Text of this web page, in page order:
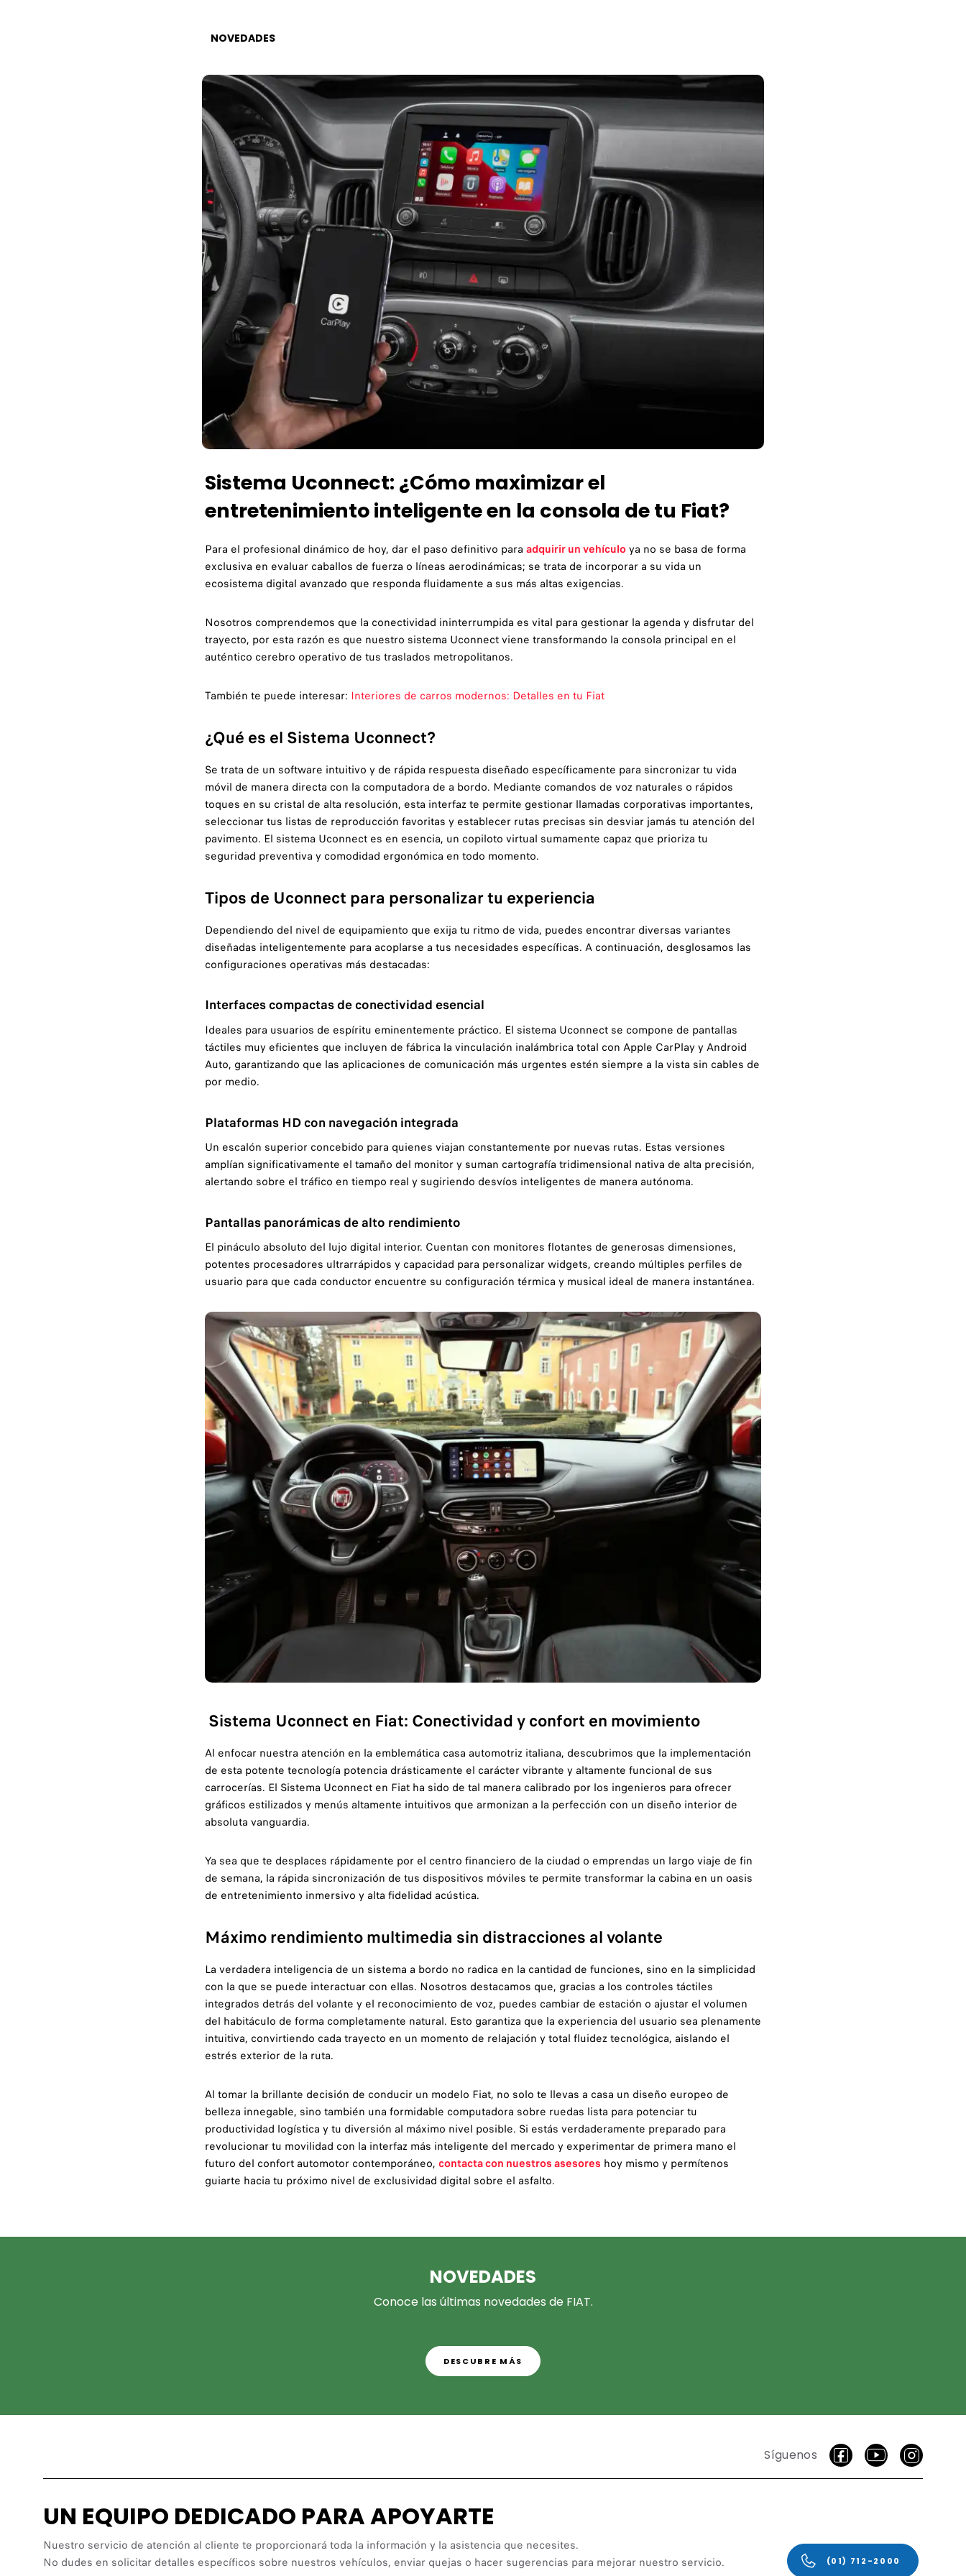
NOVEDADES
Sistema Uconnect: ¿Cómo maximizar el
entretenimiento inteligente en la consola de tu Fiat?
Para el profesional dinámico de hoy, dar el paso definitivo para adquirir un vehículoya no se basa de forma
exclusiva en evaluar caballos de fuerza o líneas aerodinámicas; se trata de incorporar a su vida un
ecosistema digital avanzado que responda fluidamente a sus más altas exigencias.
Nosotros comprendemos que la conectividad ininterrumpida es vital para gestionar la agenda y disfrutar del
trayecto, por esta razón es que nuestro sistema Uconnect viene transformando la consola principal en el
auténtico cerebro operativo de tus traslados metropolitanos.
También te puede interesar: Interiores de carros modernos: Detalles en tu Fiat
¿Qué es el Sistema Uconnect?
Se trata de un software intuitivo y de rápida respuesta diseñado específicamente para sincronizar tu vida
móvil de manera directa con la computadora de a bordo. Mediante comandos de voz naturales o rápidos
toques en su cristal de alta resolución, esta interfaz te permite gestionar llamadas corporativas importantes,
seleccionar tus listas de reproducción favoritas y establecer rutas precisas sin desviar jamás tu atención del
pavimento. El sistema Uconnect es en esencia, un copiloto virtual sumamente capaz que prioriza tu
seguridad preventiva y comodidad ergonómica en todo momento.
Tipos de Uconnect para personalizar tu experiencia
Dependiendo del nivel de equipamiento que exija tu ritmo de vida, puedes encontrar diversas variantes
diseñadas inteligentemente para acoplarse a tus necesidades específicas. A continuación, desglosamos las
configuraciones operativas más destacadas:
Interfaces compactas de conectividad esencial
Ideales para usuarios de espíritu eminentemente práctico. El sistema Uconnect se compone de pantallas
táctiles muy eficientes que incluyen de fábrica la vinculación inalámbrica total con Apple CarPlay y Android
Auto, garantizando que las aplicaciones de comunicación más urgentes estén siempre a la vista sin cables de
por medio.
Plataformas HD con navegación integrada
Un escalón superior concebido para quienes viajan constantemente por nuevas rutas. Estas versiones
amplían significativamente el tamaño del monitor y suman cartografía tridimensional nativa de alta precisión,
alertando sobre el tráfico en tiempo real y sugiriendo desvíos inteligentes de manera autónoma.
Pantallas panorámicas de alto rendimiento
El pináculo absoluto del lujo digital interior. Cuentan con monitores flotantes de generosas dimensiones,
potentes procesadores ultrarrápidos y capacidad para personalizar widgets, creando múltiples perfiles de
usuario para que cada conductor encuentre su configuración térmica y musical ideal de manera instantánea.
Sistema Uconnect en Fiat: Conectividad y confort en movimiento
Al enfocar nuestra atención en la emblemática casa automotriz italiana, descubrimos que la implementación
de esta potente tecnología potencia drásticamente el carácter vibrante y altamente funcional de sus
carrocerías. El Sistema Uconnect en Fiat ha sido de tal manera calibrado por los ingenieros para ofrecer
gráficos estilizados y menús altamente intuitivos que armonizan a la perfección con un diseño interior de
absoluta vanguardia.
Ya sea que te desplaces rápidamente por el centro financiero de la ciudad o emprendas un largo viaje de fin
de semana, la rápida sincronización de tus dispositivos móviles te permite transformar la cabina en un oasis
de entretenimiento inmersivo y alta fidelidad acústica.
Máximo rendimiento multimedia sin distracciones al volante
La verdadera inteligencia de un sistema a bordo no radica en la cantidad de funciones, sino en la simplicidad
con la que se puede interactuar con ellas. Nosotros destacamos que, gracias a los controles táctiles
integrados detrás del volante y el reconocimiento de voz, puedes cambiar de estación o ajustar el volumen
del habitáculo de forma completamente natural. Esto garantiza que la experiencia del usuario sea plenamente
intuitiva, convirtiendo cada trayecto en un momento de relajación y total fluidez tecnológica, aislando el
estrés exterior de la ruta.
Al tomar la brillante decisión de conducir un modelo Fiat, no solo te llevas a casa un diseño europeo de
belleza innegable, sino también una formidable computadora sobre ruedas lista para potenciar tu
productividad logística y tu diversión al máximo nivel posible. Si estás verdaderamente preparado para
revolucionar tu movilidad con la interfaz más inteligente del mercado y experimentar de primera mano el
futuro del confort automotor contemporáneo, contacta con nuestros asesores hoy mismo y permítenos
guiarte hacia tu próximo nivel de exclusividad digital sobre el asfalto.
NOVEDADES
Conoce las últimas novedades de FIAT.
DESCUBRE MÁS
Síguenos
UN EQUIPO DEDICADO PARA APOYARTE
Nuestro servicio de atención al cliente te proporcionará toda la información y la asistencia que necesites.
No dudes en solicitar detalles específicos sobre nuestros vehículos, enviar quejas o hacer sugerencias para mejorar nuestro servicio.
(01) 712-2000